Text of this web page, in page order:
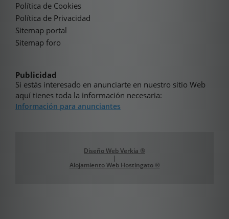
Política de Cookies
Política de Privacidad
Sitemap portal
Sitemap foro
Publicidad
Si estás interesado en anunciarte en nuestro sitio Web
aquí tienes toda la información necesaria:
Información para anunciantes
Diseño Web Verkia ®
|
Alojamiento Web Hostingato ®